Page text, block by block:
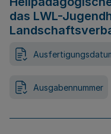
das LWL-
Ausgabennummer